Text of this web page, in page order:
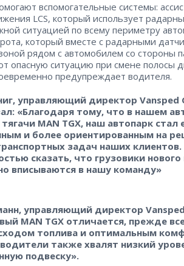
вспомогательные системы:
LCS, который использует
ситуацией по всему периметру
который вместе с радарными
рядом с автомобилем со стороны
опасную ситуацию при смене полосы
предупреждает водителя.
управляющий директор Vansped
«Благодаря тому, что в нашем
MAN TGX, наш автопарк
и более ориентированным на
задач наших
сказать, что грузовики
вписываются в нашу команду»
управляющий директор
MAN TGX отличается, прежде
топлива и оптимальным
также хвалят низкий
подвеску».